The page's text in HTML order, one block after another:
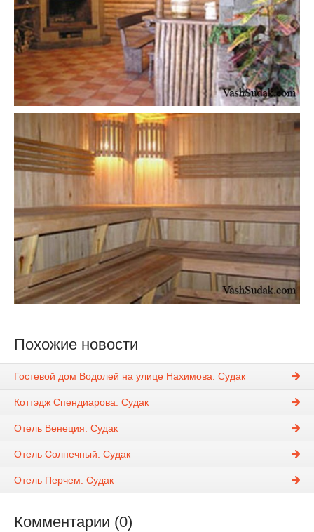
Похожие новости
Гостевой дом Водолей на улице Нахимова. Судак
Коттэдж Спендиарова. Судак
Отель Венеция. Судак
Отель Солнечный. Судак
Отель Перчем. Судак
Комментарии (0)